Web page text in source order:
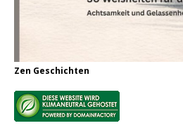
Zen Geschichten